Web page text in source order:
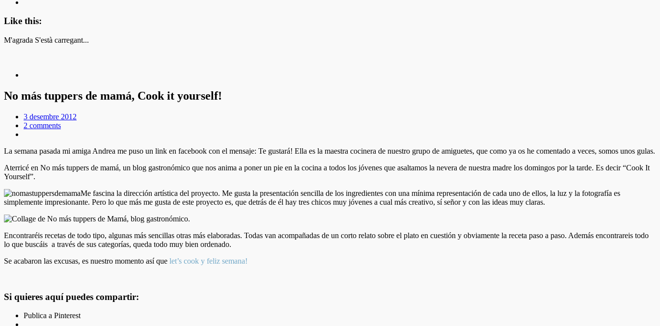
Like this:
M'agrada S'està carregant...
No más tuppers de mamá, Cook it yourself!
3 desembre 2012
2 comments
La semana pasada mi amiga Andrea me puso un link en facebook con el mensaje: Te gustará! Ella es la maestra cocinera de nuestro grupo de amiguetes, que como ya os he comentado a veces, somos unos gulas.
Aterricé en No más tuppers de mamá, un blog gastronómico que nos anima a poner un pie en la cocina a todos los jóvenes que asaltamos la nevera de nuestra madre los domingos por la tarde. Es decir “Cook It
Yourself”.
Me fascina la dirección artística del proyecto. Me gusta la presentación sencilla de los ingredientes con una mínima representación de cada uno de ellos, la luz y la fotografía es
simplemente impresionante. Pero lo que más me gusta de este proyecto es, que detrás de él hay tres chicos muy jóvenes a cual más creativo, sí señor y con las ideas muy claras.
Encontraréis recetas de todo tipo, algunas más sencillas otras más elaboradas. Todas van acompañadas de un corto relato sobre el plato en cuestión y obviamente la receta paso a paso. Además encontrareis todo
lo que buscáis a través de sus categorías, queda todo muy bien ordenado.
Se acabaron las excusas, es nuestro momento así que let’s cook y feliz semana!
Si quieres aquí puedes compartir:
Publica a Pinterest